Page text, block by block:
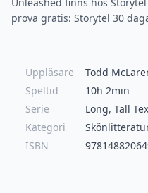
prova gratis: Storytel 30
Uppläsare
Todd
Speltid
10h 2min
Serie
Long, Tall
Kategori
ISBN